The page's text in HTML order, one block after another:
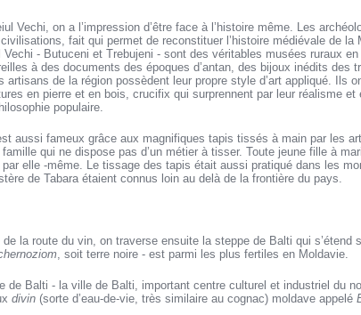
Vechi, on a l’impression d’être face à l’histoire même. Les
fait qui permet de reconstituer l’histoire médiévale de
Vechi - Butuceni et Trebujeni - sont des véritables musées ruraux
à des documents des époques d’antan, des bijoux inédits des
artisans de la région possèdent leur propre style d’art appliqué. Ils
en pierre et en bois, crucifix qui surprennent par leur réalisme
populaire.
aussi fameux grâce aux magnifiques tapis tissés à main par les
qui ne dispose pas d’un métier à tisser. Toute jeune fille à
elle -même. Le tissage des tapis était aussi pratiqué dans les
de Tabara étaient connus loin au delà de la frontière du pays.
la route du vin, on traverse ensuite la steppe de Balti qui s’étend
, soit terre noire - est parmi les plus fertiles en Moldavie.
Balti - la ville de Balti, important centre culturel et industriel du
divin(sorte d’eau-de-vie, très similaire au cognac) moldave appelé